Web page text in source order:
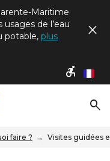
Maritime
de l’eau
potable, plus
fr
faire ? Visites guidées